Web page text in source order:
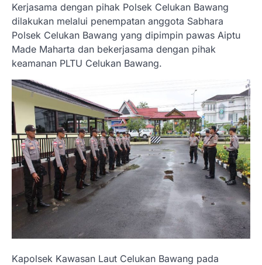
Kerjasama dengan pihak Polsek Celukan Bawang
dilakukan melalui penempatan anggota Sabhara
Polsek Celukan Bawang yang dipimpin pawas Aiptu
Made Maharta dan bekerjasama dengan pihak
keamanan PLTU Celukan Bawang.
Kapolsek Kawasan Laut Celukan Bawang pada